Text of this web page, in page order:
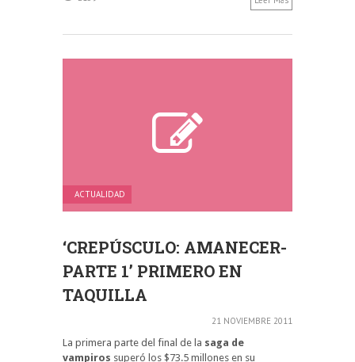
ACTUALIDAD
‘CREPÚSCULO: AMANECER-
PARTE 1’ PRIMERO EN
TAQUILLA
21 NOVIEMBRE 2011
La primera parte del final de la saga de
vampiros superó los $73.5 millones en su